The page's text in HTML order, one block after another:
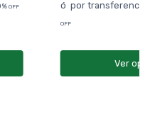
OFF
ó por transferencia
OFF
Ver